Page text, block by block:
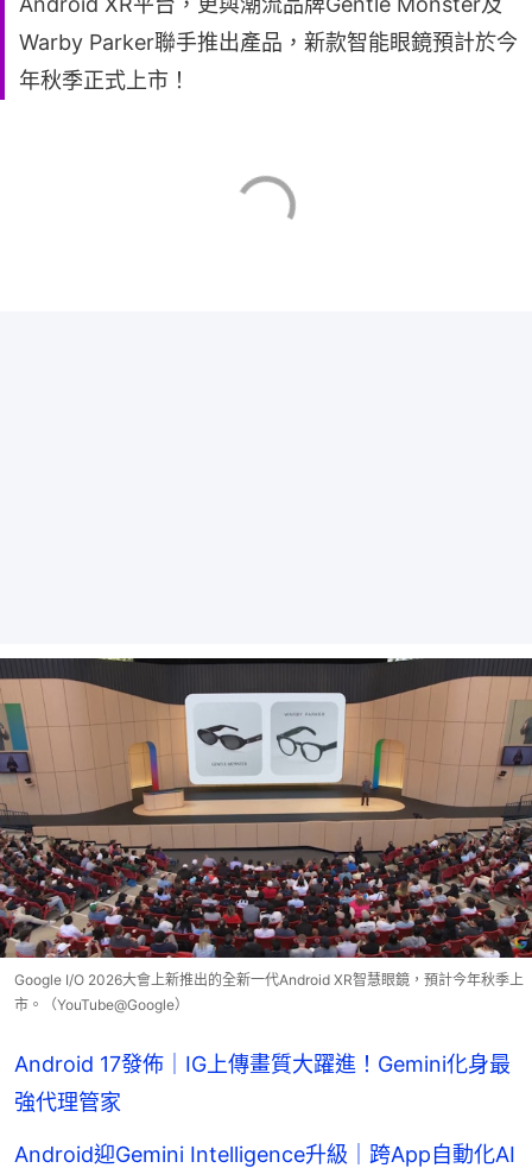
Warby Parker聯手推出產品，新款智能眼鏡預計於今
年秋季正式上市！
Google I/O 2026大會上新推出的全新一代Android XR智慧眼鏡，預計今年秋季上
市。（YouTube@Google）
Android 17發佈｜IG上傳畫質大躍進！Gemini化身最
強代理管家
Android迎Gemini Intelligence升級｜跨App自動化AI